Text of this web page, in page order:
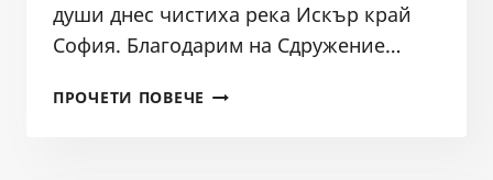
души днес чистиха река Искър край
София. Благодарим на Сдружение…
ПРОЧЕТИ ПОВЕЧЕ ПОЧИСТВАНЕ